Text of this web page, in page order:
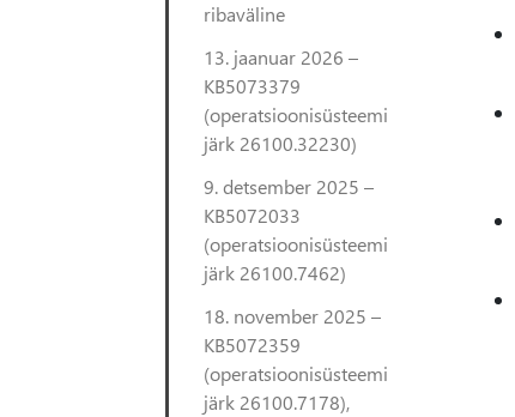
ribaväline
13. jaanuar 2026 –
KB5073379
(operatsioonisüsteemi
järk 26100.32230)
9. detsember 2025 –
KB5072033
(operatsioonisüsteemi
järk 26100.7462)
18. november 2025 –
KB5072359
(operatsioonisüsteemi
järk 26100.7178),